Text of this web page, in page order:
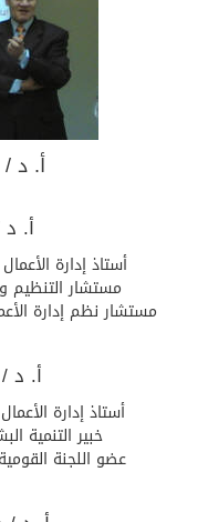
أ. د
أ.
أستاذ إدارة
مستشار التنظيم
مستشار نظم إدارة
أ. د
أستاذ إدارة
خبير التنمية
عضو اللجنة